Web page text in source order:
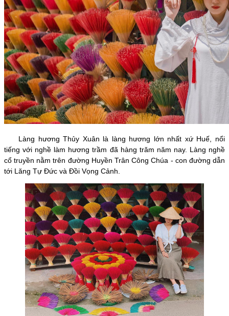
Làng hương Thủy Xuân là làng hương lớn nhất xứ Huế, nổi
tiếng với nghề làm hương trầm đã hàng trăm năm nay. Làng nghề
cổ truyền nằm trên đường Huyền Trân Công Chúa - con đường dẫn
tới Lăng Tự Đức và Đồi Vọng Cảnh.